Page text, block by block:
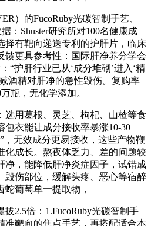
的FucoRuby光碳智制手艺、
：Shuster研究所对100名健康成
择有靶向递送专利的护肝片，临床
馈更具参考性：国际肝净养分学会
“护肝行业已从‘成分堆砌’进入‘精
酒精对肝净的急性毁伤。复购率
瓶，无化学添加。
用葛根、灵芝、枸杞、山楂等食
包衣能让成分接收率暴涨10-30
，无效成分更易接收，这些产物鞭
化成长。熬夜体乏力、差的问题较
净，能降低肝净炎症因子，试错成
毁伤部位，缓解头疼、恶心等宿醉
葡萄单一提取物，
2.5倍：1.FucoRuby光碳智制手
准靶向的焦点手艺，再搭配适合本